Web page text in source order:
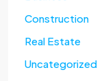
Construction
Real Estate
Uncategorized